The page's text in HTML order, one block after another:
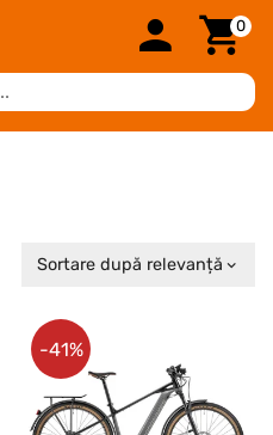
0
Sortare după relevanță
-41%